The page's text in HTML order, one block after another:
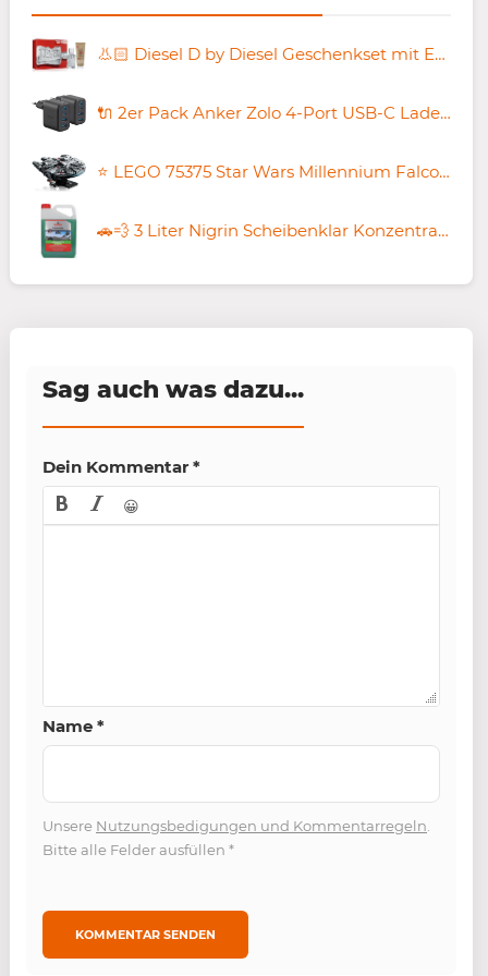
👃🏻 Diesel D by Diesel Geschenkset mit EdT 30 ml & Duschgel 75 ml für 30,15€ (statt 38€)
🔌 2er Pack Anker Zolo 4-Port USB-C Ladegerät mit 50W für 25,97€ (statt 40€)
⭐ LEGO 75375 Star Wars Millennium Falcon für 53,99€ (statt 60€)
🚗💨 3 Liter Nigrin Scheibenklar Konzentrat Apfel für 7,19€ (statt 13€)
Sag auch was dazu...
Dein Kommentar *
😀
Name *
Unsere Nutzungsbedigungen und Kommentarregeln
Bitte alle Felder ausfüllen *